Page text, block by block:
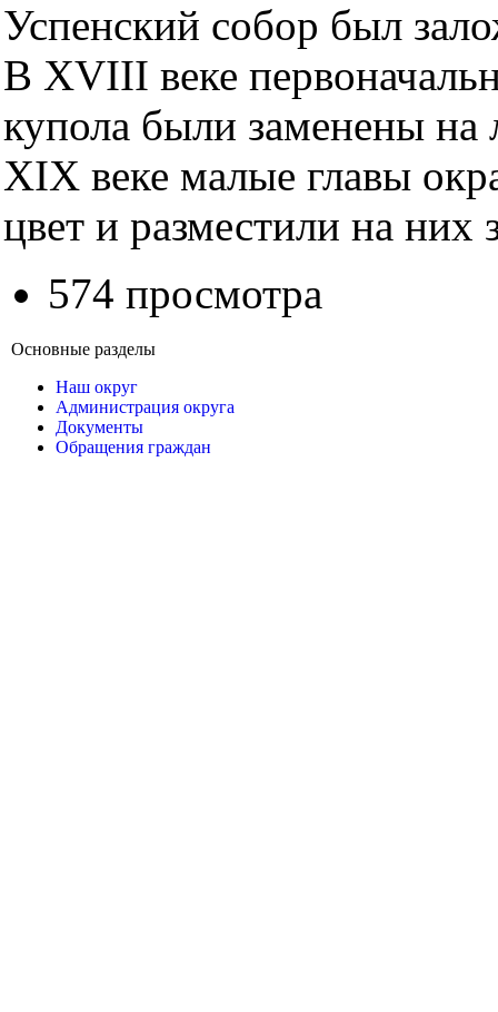
Успенский собор был
В XVIII веке
купола были заменены на
XIX веке малые главы
цвет и разместили на них
574 просмотра
Основные разделы
Наш округ
Администрация округа
Документы
Обращения граждан